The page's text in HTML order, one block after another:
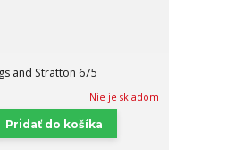
and Stratton 675
Nie je skladom
Pridať do košíka